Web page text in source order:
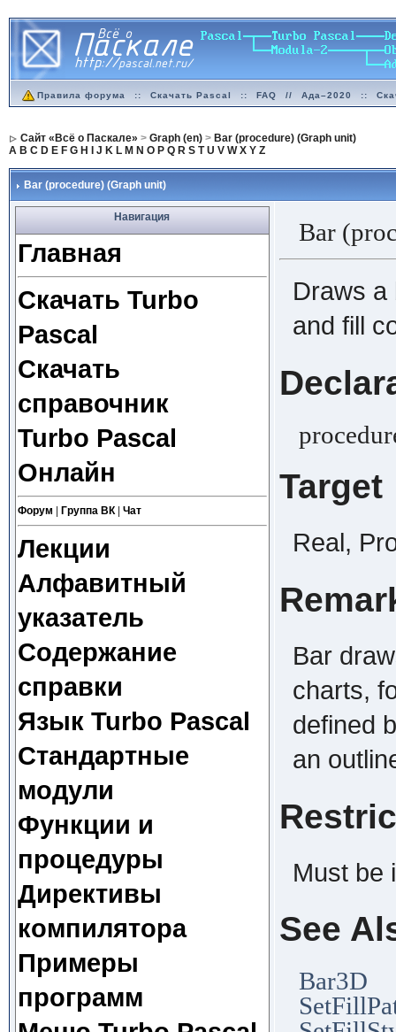
Правила форума :: Скачать Pascal :: FAQ // Ада–2020 ::
Сайт «Всё о Паскале» > Graph (en)> Bar (procedure) (Graph unit)
A B C D E F G H J K L M N O P Q R S T U V W X Y Z
Bar (procedure) (Graph unit)
Навигация
Главная
Скачать Turbo
Pascal
Скачать
справочник
Turbo Pascal
Онлайн
Форум Группа ВК| Чат
Лекции
Алфавитный
указатель
Содержание
справки
Язык Turbo Pascal
Стандартные
модули
Функции и
процедуры
Директивы
компилятора
Примеры
программ
Bar
Draws a
and fill
Target
Real,
Bar
charts,
defined
an
Must be
See
Bar3D